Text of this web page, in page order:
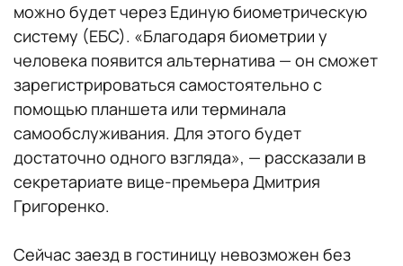
можно будет через Единую биометрическую
систему (ЕБС). «Благодаря биометрии у
человека появится альтернатива — он cможет
зарегистрироваться самостоятельно с
помощью планшета или терминала
самообслуживания. Для этого будет
достаточно одного взгляда», — рассказали в
секретариате вице-премьера Дмитрия
Григоренко.
Сейчас заезд в гостиницу невозможен без